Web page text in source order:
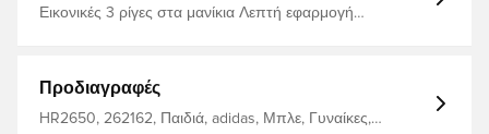
Εικονικές 3 ρίγες στα μανίκια Λεπτή εφαρμογή
Προδιαγραφές
HR2650, 262162, Παιδιά, adidas, Μπλε, Γυναίκες,